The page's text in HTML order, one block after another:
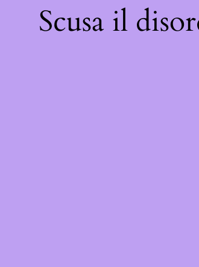
Scusa il